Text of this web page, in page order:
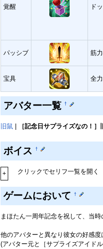
覚醒 ド
パッシブ 筋
宝具 全
アバター一覧 †
旧鼠 ［記念日サプライズなの！］
ボイス †
+ クリックでセリフ一覧を開く
ゲームにおいて †
まほたん一周年記念を祝して、当
他のアバターと異なり彼女の好感度
(アバター元と［サプライズアイド